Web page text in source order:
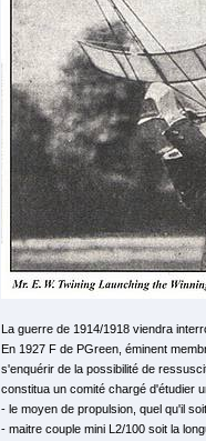
La guerre de 1914/1918 viendra
En 1927 F de PGreen, éminent
s'enquérir de la possibilité de
constitua un comité chargé d'étudier
- le moyen de propulsion, quel qu'il
- maitre couple mini L2/100 soit la